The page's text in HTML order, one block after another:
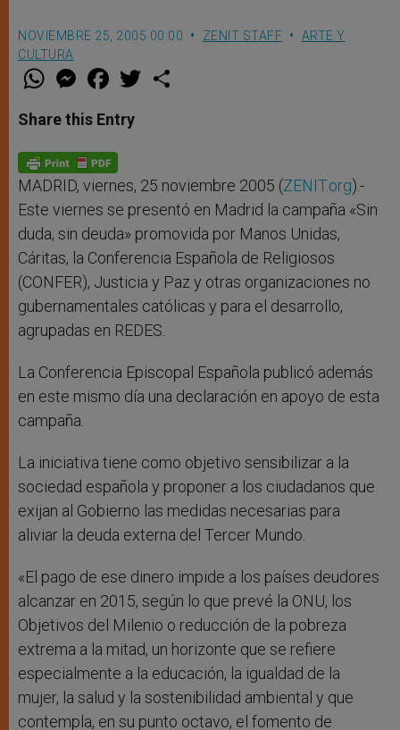
NOVIEMBRE 25, 2005 00:00 ZENIT STAFF
ARTE Y
CULTURA
W
t
s
p
p
M
e
s
e
g
e
r
F
a
e
b
o
k
w
Share this Entry
MADRID, viernes, 25 noviembre 2005 (ZENIT.org).-
Este viernes se presentó en Madrid la campaña «Sin
duda, sin deuda» promovida por Manos Unidas,
Cáritas, la Conferencia Española de Religiosos
(CONFER), Justicia y Paz y otras organizaciones no
gubernamentales católicas y para el desarrollo,
agrupadas en REDES.
La Conferencia Episcopal Española publicó además
en este mismo día una declaración en apoyo de esta
campaña.
La iniciativa tiene como objetivo sensibilizar a la
sociedad española y proponer a los ciudadanos que
exijan al Gobierno las medidas necesarias para
aliviar la deuda externa del Tercer Mundo.
«El pago de ese dinero impide a los países deudores
alcanzar en 2015, según lo que prevé la ONU, los
Objetivos del Milenio o reducción de la pobreza
extrema a la mitad, un horizonte que se refiere
especialmente a la educación, la igualdad de la
mujer, la salud y la sostenibilidad ambiental y que
contempla, en su punto octavo, el fomento de